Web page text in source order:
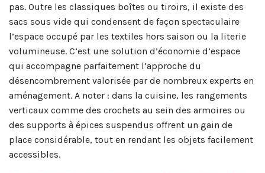
pas. Outre les classiques boîtes ou tiroirs, il existe des
sacs sous vide qui condensent de façon spectaculaire
l’espace occupé par les textiles hors saison ou la literie
volumineuse. C’est une solution d’économie d’espace
qui accompagne parfaitement l’approche du
désencombrement valorisée par de nombreux experts en
aménagement. A noter : dans la cuisine, les rangements
verticaux comme des crochets au sein des armoires ou
des supports à épices suspendus offrent un gain de
place considérable, tout en rendant les objets facilement
accessibles.